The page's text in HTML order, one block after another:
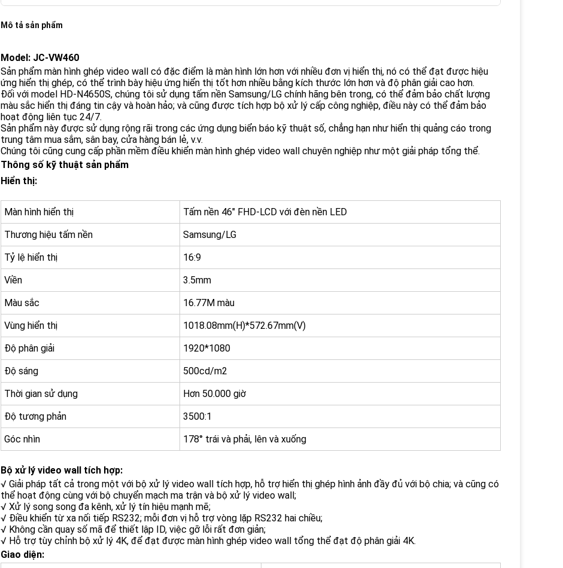
Mô tả sản phẩm
Model: JC-VW460
Sản phẩm màn hình ghép video wall có đặc điểm là màn hình lớn hơn với nhiều đơn vị hiển thị, nó có thể đạt được hiệu
ứng hiển thị ghép, có thể trình bày hiệu ứng hiển thị tốt hơn nhiều bằng kích thước lớn hơn và độ phân giải cao hơn.
Đối với model HD-N4650S, chúng tôi sử dụng tấm nền Samsung/LG chính hãng bên trong, có thể đảm bảo chất lượng
màu sắc hiển thị đáng tin cậy và hoàn hảo; và cũng được tích hợp bộ xử lý cấp công nghiệp, điều này có thể đảm bảo
hoạt động liên tục 24/7.
Sản phẩm này được sử dụng rộng rãi trong các ứng dụng biển báo kỹ thuật số, chẳng hạn như hiển thị quảng cáo trong
trung tâm mua sắm, sân bay, cửa hàng bán lẻ, v.v.
Chúng tôi cũng cung cấp phần mềm điều khiển màn hình ghép video wall chuyên nghiệp như một giải pháp tổng thể.
Thông số kỹ thuật sản phẩm
Hiển thị:
Màn hình hiển thị
Tấm nền 46" FHD-LCD với đèn nền LED
Thương hiệu tấm nền
Samsung/LG
Tỷ lệ hiển thị
16:9
Viền
3.5mm
Màu sắc
16.77M màu
Vùng hiển thị
1018.08mm(H)*572.67mm(V)
Độ phân giải
1920*1080
Độ sáng
500cd/m2
Thời gian sử dụng
Hơn 50.000 giờ
Độ tương phản
3500:1
Góc nhìn
178° trái và phải, lên và xuống
Bộ xử lý video wall tích hợp:
√ Giải pháp tất cả trong một với bộ xử lý video wall tích hợp, hỗ trợ hiển thị ghép hình ảnh đầy đủ với bộ chia; và cũng có
thể hoạt động cùng với bộ chuyển mạch ma trận và bộ xử lý video wall;
√ Xử lý song song đa kênh, xử lý tín hiệu mạnh mẽ;
√ Điều khiển từ xa nối tiếp RS232; mỗi đơn vị hỗ trợ vòng lặp RS232 hai chiều;
√ Không cần quay số mã để thiết lập ID, việc gỡ lỗi rất đơn giản;
√ Hỗ trợ tùy chỉnh bộ xử lý 4K, để đạt được màn hình ghép video wall tổng thể đạt độ phân giải 4K.
Giao diện: